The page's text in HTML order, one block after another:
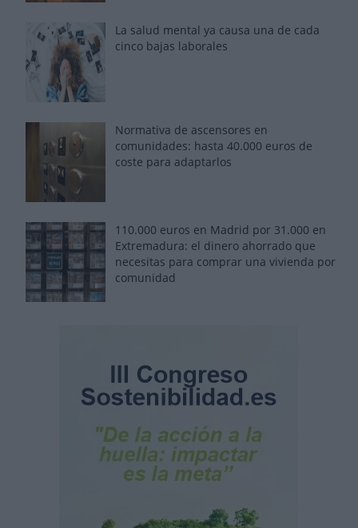
La salud mental ya causa una de cada
cinco bajas laborales
Normativa de ascensores en
comunidades: hasta 40.000 euros de
coste para adaptarlos
110.000 euros en Madrid por 31.000 en
Extremadura: el dinero ahorrado que
necesitas para comprar una vivienda por
comunidad